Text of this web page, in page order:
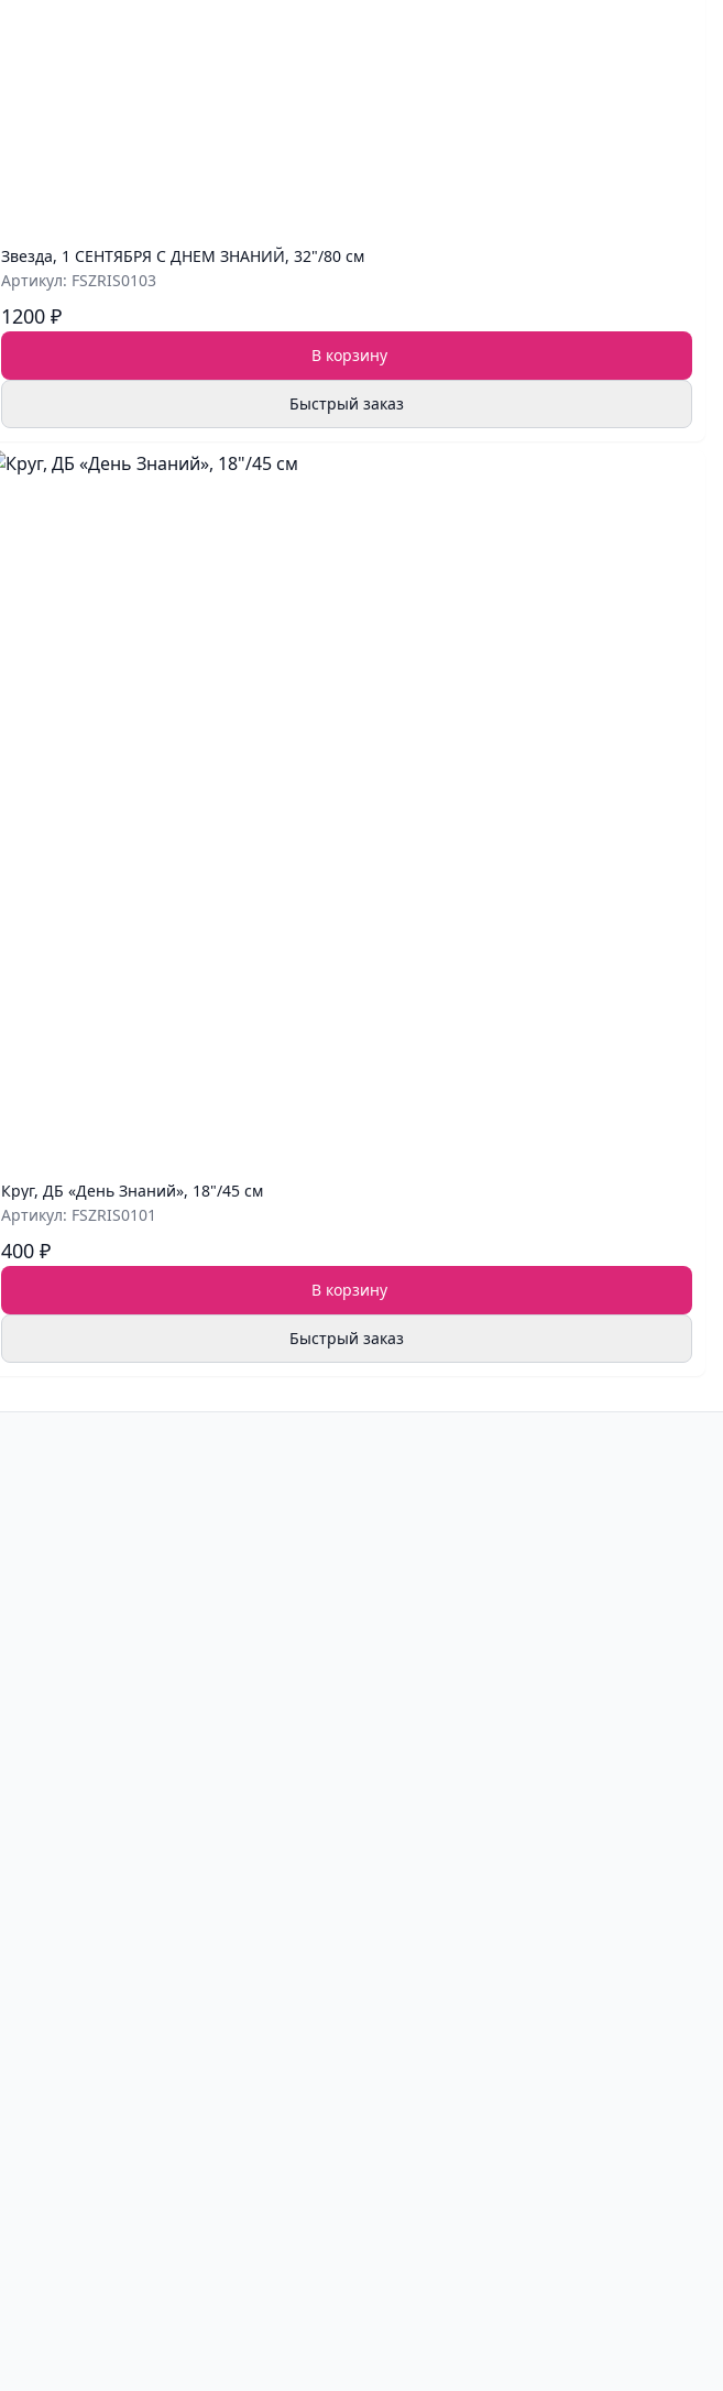
Звезда, 1 СЕНТЯБРЯ С ДНЕМ ЗНАНИЙ, 32"/80 см
Артикул: FSZRIS0103
1200 ₽
В корзину
Быстрый заказ
Круг, ДБ «День Знаний», 18"/45 см
Артикул: FSZRIS0101
400 ₽
В корзину
Быстрый заказ